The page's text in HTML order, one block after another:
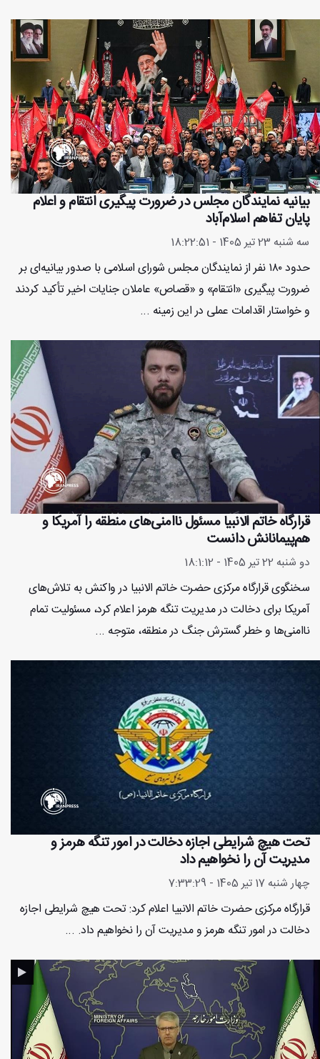
بیانیه نمایندگان مجلس در ضرورت پیگیری انتقام و اعلام
پایان تفاهم اسلام‌آباد
سه شنبه 23 تیر 1405 - 18:22:51
حدود ۱۸۰ نفر از نمایندگان مجلس شورای اسلامی با صدور بیانیه‌ای بر
ضرورت پیگیری «انتقام» و «قصاص» عاملان جنایات اخیر تأکید کردند
و خواستار اقدامات عملی در این زمینه ...
قرارگاه خاتم الانبیا مسئول ناامنی‌های منطقه را آمریکا و
هم‌پیمانانش دانست
دو شنبه 22 تیر 1405 - 18:1:12
سخنگوی قرارگاه مرکزی حضرت خاتم الانبیا در واکنش به تلاش‌های
آمریکا برای دخالت در مدیریت تنگه هرمز اعلام کرد، مسئولیت تمام
ناامنی‌ها و خطر گسترش جنگ در منطقه، متوجه ...
تحت هیچ شرایطی اجازه دخالت در امور تنگه هرمز و
مدیریت آن را نخواهیم داد
چهار شنبه 17 تیر 1405 - 7:33:29
قرارگاه مرکزی حضرت خاتم‌ الانبیا اعلام کرد: تحت هیچ شرایطی اجازه
دخالت در امور تنگه هرمز و مدیریت آن را نخواهیم داد. ...